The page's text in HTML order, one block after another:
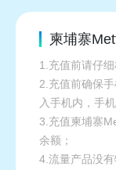
柬埔寨
1.充值前请仔
2.充值前确保
入手机内，手
3.充值柬埔寨
余额；
4.流量产品没